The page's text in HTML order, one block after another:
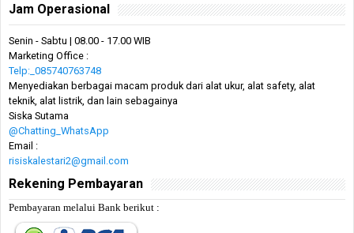
Jam Operasional
Senin - Sabtu | 08.00 - 17.00 WIB
Marketing Office :
Telp:_085740763748
Menyediakan berbagai macam produk dari alat ukur, alat safety, alat
teknik, alat listrik, dan lain sebagainya
Siska Sutama
@Chatting_WhatsApp
Email :
risiskalestari2@gmail.com
Rekening Pembayaran
Pembayaran melalui Bank berikut :